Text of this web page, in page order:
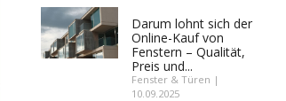
Darum lohnt sich der
Online-Kauf von
Fenstern – Qualität,
Preis und...
Fenster & Türen |
10.09.2025